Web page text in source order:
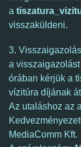
a
visszaküldeni.
3.
a
órában kérjük a
vízitúra díjának
Az utaláshoz az
MediaComm Kft.